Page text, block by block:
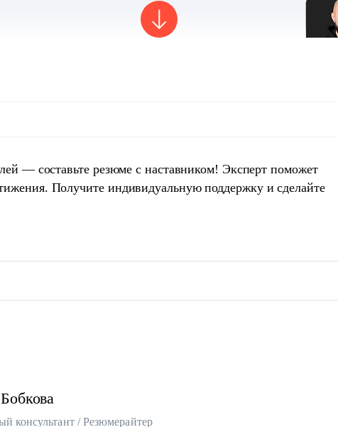
— составьте резюме с наставником! Эксперт поможет
Получите индивидуальную поддержку и сделайте
Бобкова
консультант / Резюмерайтер